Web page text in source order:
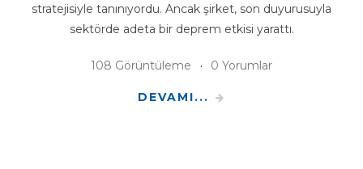
stratejisiyle tanınıyordu. Ancak şirket, son duyurusuyla
sektörde adeta bir deprem etkisi yarattı.
108 Görüntüleme 0 Yorumlar
DEVAMI...